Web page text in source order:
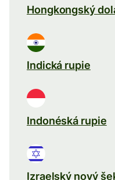
Hongkongský
Indická rupie
Indonéská rupie
Izraelský nový